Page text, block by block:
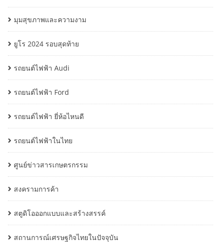
มุมสุขภาพและความงาม
ยูโร 2024 รอบสุดท้าย
รถยนต์ไฟฟ้า Audi
รถยนต์ไฟฟ้า Ford
รถยนต์ไฟฟ้า ยี่ห้อไหนดี
รถยนต์ไฟฟ้าในไทย
ศูนย์ข่าวสารเกษตรกรรม
สงครามการค้า
สตูดิโอออกแบบและสร้างสรรค์
สถานการณ์เศรษฐกิจไทยในปัจจุบัน